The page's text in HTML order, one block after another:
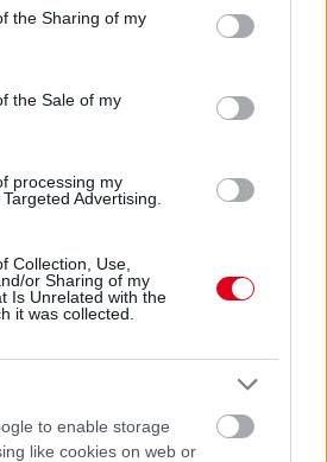
usage behaviour. You may click to
Google and its third-party tags to
specified purposes in below Google
the Sharing of my
the Sale of my
processing my
Advertising.
Collection, Use,
or Sharing of my
Is Unrelated with the
it was collected.
to enable storage
like cookies on web or
és Gobodics Tamás jelentkezik
Podcast